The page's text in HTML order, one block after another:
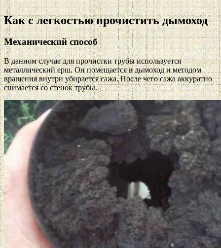
Как с легкостью прочистить дымоход
Механический способ
В данном случае для прочистки трубы используется
металлический ерш. Он помещается в дымоход и методом
вращения внутри убирается сажа. После чего сажа аккуратно
снимается со стенок трубы.